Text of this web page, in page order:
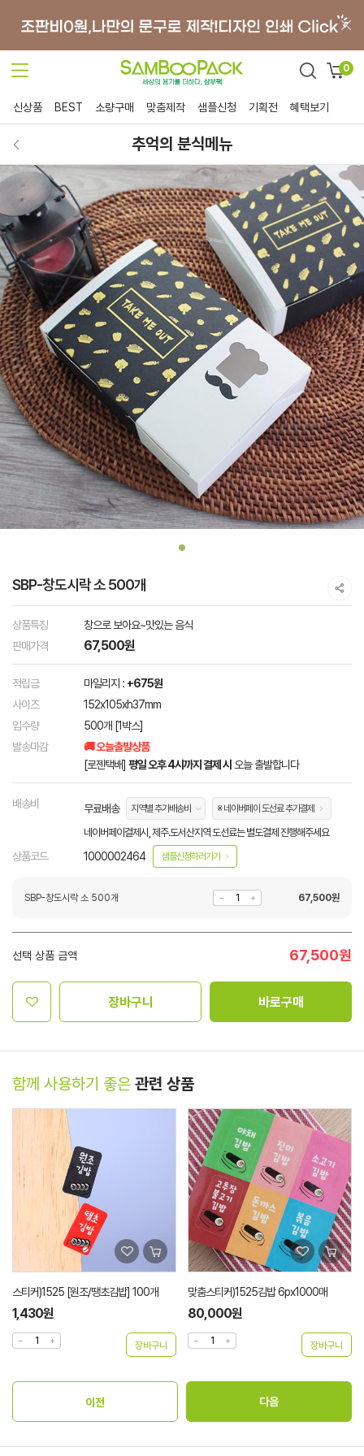
0
신상품 BEST 소량구매 맞춤제작 샘플신청 기획전 혜택보기
추억의 분식메뉴
SBP-창도시락 소 500개
상품특징
창으로 보아요~맛있는 음식
판매가격
67,500원
적립금 마일리지 : +675원
사이즈
152x105xh37mm
입수량
500개 [1박스]
발송마감
🚚 오늘출발상품
[로젠택배] 평일 오후 4시까지 결제 시 오늘 출발합니다
배송비 무료배송 지역별 추가배송비 ※ 네이버페이 도선료 추가결제
네이버페이결제시, 제주.도서산지역 도선료는 별도결제 진행해주세요
상품코드 1000002464 샘플신청하러가기
SBP-창도시락 소 500개 67,500원
선택 상품 금액 67,500원
장바구니 바로구매
함께 사용하기 좋은 관련 상품
스티커)1525 [원조/땡초김밥] 100개
1,430원
맞춤스티커)1525김밥 6px1000매
80,000원